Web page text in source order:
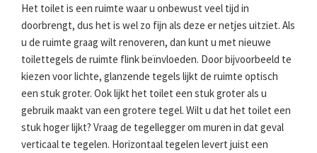
Het toilet is een ruimte waar u onbewust veel tijd in
doorbrengt, dus het is wel zo fijn als deze er netjes uitziet. Als
u de ruimte graag wilt renoveren, dan kunt u met nieuwe
toilettegels de ruimte flink beïnvloeden. Door bijvoorbeeld te
kiezen voor lichte, glanzende tegels lijkt de ruimte optisch
een stuk groter. Ook lijkt het toilet een stuk groter als u
gebruik maakt van een grotere tegel. Wilt u dat het toilet een
stuk hoger lijkt? Vraag de tegellegger om muren in dat geval
verticaal te tegelen. Horizontaal tegelen levert juist een